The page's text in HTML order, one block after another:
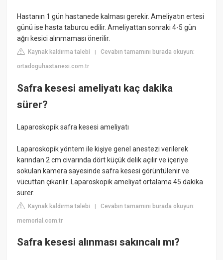
Hastanın 1 gün hastanede kalması gerekir. Ameliyatın ertesi
günü ise hasta taburcu edilir. Ameliyattan sonraki 4-5 gün
ağrı kesici alınmaması önerilir.
Kaynak kaldırma talebi |Cevabın tamamını burada okuyun:
ortadoguhastanesi.com.tr
Safra kesesi ameliyatı kaç dakika
sürer?
Laparoskopik safra kesesi ameliyatı
Laparoskopik yöntem ile kişiye genel anestezi verilerek
karından 2 cm civarında dört küçük delik açılır ve içeriye
sokulan kamera sayesinde safra kesesi görüntülenir ve
vücuttan çıkarılır. Laparoskopik ameliyat ortalama 45 dakika
sürer.
Kaynak kaldırma talebi |Cevabın tamamını burada okuyun:
memorial.com.tr
Safra kesesi alınması sakıncalı mı?